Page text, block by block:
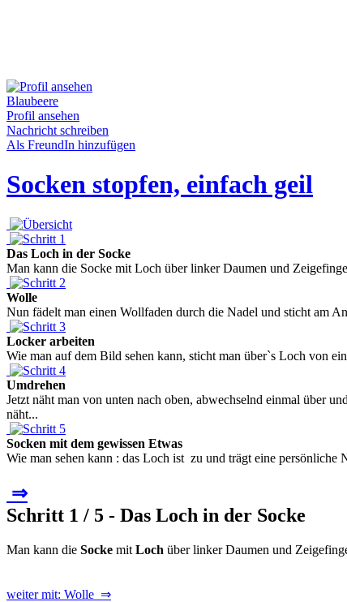
Blaubeere
Profil ansehen
Nachricht schreiben
Als FreundIn hinzufügen
Socken stopfen, einfach geil
Das Loch in der Socke
Man kann die Socke mit Loch über linker Daumen und
Wolle
Nun fädelt man einen Wollfaden durch die Nadel und sticht am
Locker arbeiten
Wie man auf dem Bild sehen kann, sticht man über`s Loch von
Umdrehen
Jetzt näht man von unten nach oben, abwechselnd einmal über
näht...
Socken mit dem gewissen Etwas
Wie man sehen kann : das Loch ist zu und trägt eine
⇒
Schritt 1 / 5 - Das Loch in der Socke
Man kann die Socke mit Loch über linker Daumen und
weiter mit: Wolle ⇒